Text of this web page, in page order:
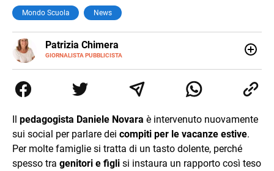
Mondo Scuola News
Patrizia Chimera
GIORNALISTA PUBBLICISTA
E-
MAIL
LINKEDIN
collaborato con grandi gruppi editoriali e agenzie di
comunicazione specializzandosi nella scrittura di articoli
Il pedagogista Daniele Novara è intervenuto nuovamente
sui social per parlare dei compiti per le vacanze estive.
Per molte famiglie si tratta di un tasto dolente, perché
spesso tra genitori e figli si instaura un rapporto così teso